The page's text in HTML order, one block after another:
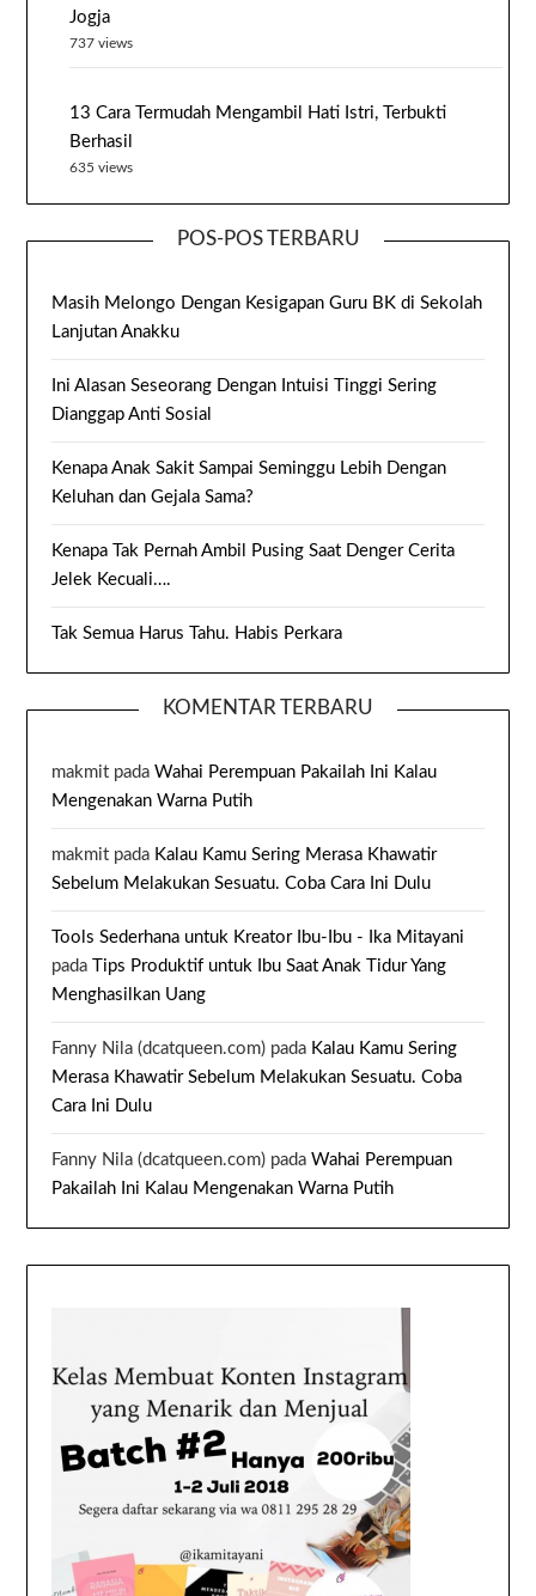
Jogja
737 views
13 Cara Termudah Mengambil Hati Istri, Terbukti
Berhasil
635 views
POS-POS TERBARU
Masih Melongo Dengan Kesigapan Guru BK di Sekolah
Lanjutan Anakku
Ini Alasan Seseorang Dengan Intuisi Tinggi Sering
Dianggap Anti Sosial
Kenapa Anak Sakit Sampai Seminggu Lebih Dengan
Keluhan dan Gejala Sama?
Kenapa Tak Pernah Ambil Pusing Saat Denger Cerita
Jelek Kecuali….
Tak Semua Harus Tahu. Habis Perkara
KOMENTAR TERBARU
makmit padaWahai Perempuan Pakailah Ini Kalau
Mengenakan Warna Putih
makmit pada Kalau Kamu Sering Merasa Khawatir
Sebelum Melakukan Sesuatu. Coba Cara Ini Dulu
Tools Sederhana untuk Kreator Ibu-Ibu - Ika Mitayani
pada
Tips Produktif untuk Ibu Saat Anak Tidur Yang
Menghasilkan Uang
Fanny Nila (dcatqueen.com) pada Kalau Kamu Sering
Merasa Khawatir Sebelum Melakukan Sesuatu. Coba
Cara Ini Dulu
Fanny Nila (dcatqueen.com) padaWahai Perempuan
Pakailah Ini Kalau Mengenakan Warna Putih